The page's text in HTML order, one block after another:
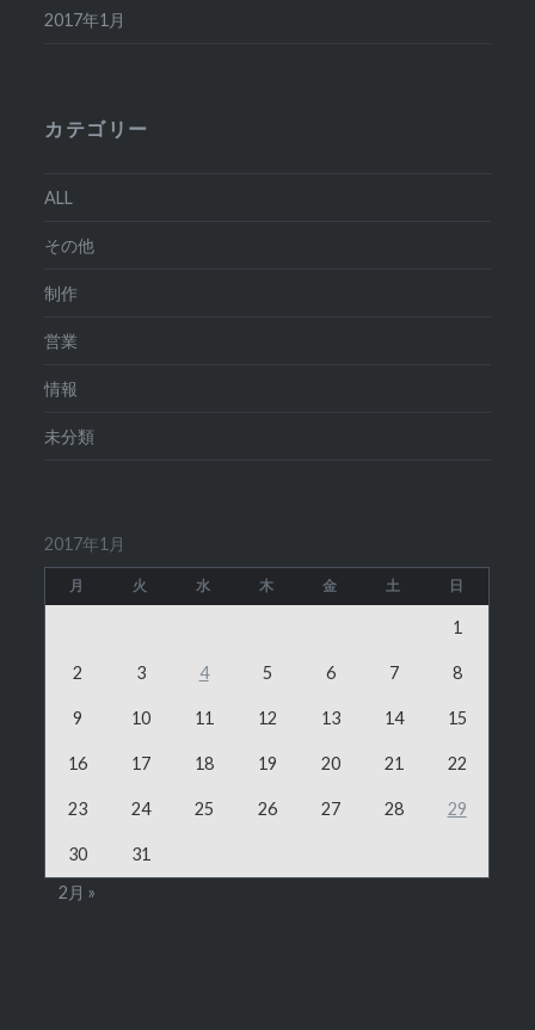
2017年1月
カテゴリー
ALL
その他
制作
営業
情報
未分類
2017年1月
月 火 水 木 金 土 日
1
2 3 4 5 6 7 8
9 10 11 12 13 14 15
16 17 18 19 20 21 22
23 24 25 26 27 28 29
30
31
2月 »